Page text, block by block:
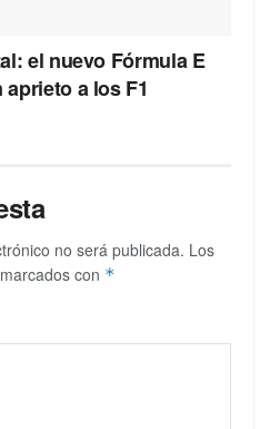
el nuevo Fórmula E
a los F1
no será publicada. Los
con *